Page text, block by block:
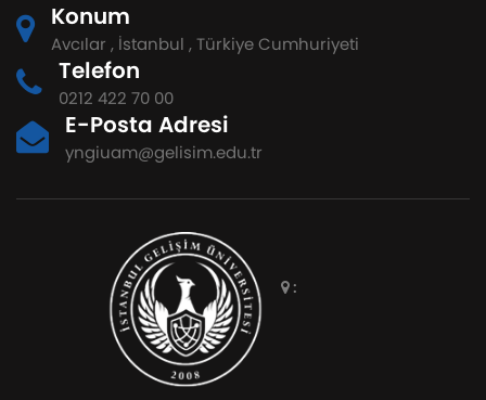
Konum
Avcılar , İstanbul , Türkiye Cumhuriyeti
Telefon
0212 422 70 00
E-Posta Adresi
yngiuam@gelisim.edu.tr
: